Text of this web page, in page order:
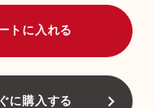
トに入れる
に購入する